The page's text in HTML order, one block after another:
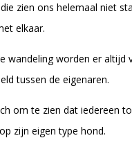
die zien ons helemaal niet
elkaar.
wandeling worden er altijd
tussen de eigenaren.
om te zien dat iedereen
zijn eigen type hond.